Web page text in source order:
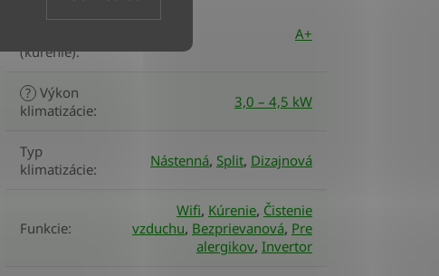
Energetická
(kúrenie):
A+
? Výkon
klimatizácie: 3,0 – 4,5 kW
Typ
klimatizácie: Nástenná, Split, Dizajnová
Funkcie:
Wifi, Kúrenie, Čistenie
vzduchu, Bezprievanová, Pre
alergikov,Invertor